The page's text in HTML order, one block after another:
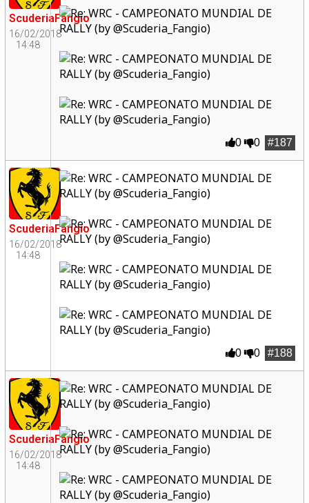
ScuderiaFangio
16/02/2018
14:48
#187
0 0
ScuderiaFangio
16/02/2018
14:48
#188
0 0
ScuderiaFangio
16/02/2018
14:48